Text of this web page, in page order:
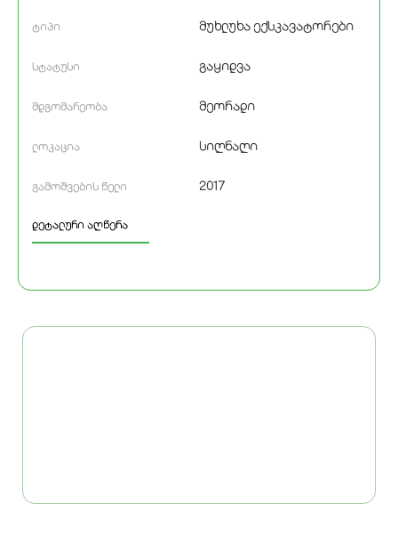
ტიპი მუხლუხა ექსკავატორები
სტატუსი გაყიდვა
მდგომარეობა მეორადი
ლოკაცია სიღნაღი
გამოშვების წელი 2017
დეტალური აღწერა